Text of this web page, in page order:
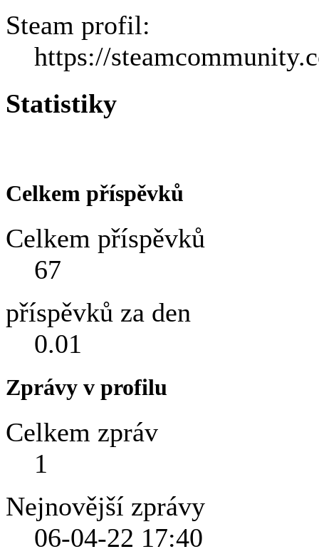
Steam profil:
https://
Statistiky
Celkem příspěvků
Celkem příspěvků
67
příspěvků za den
0.01
Zprávy v profilu
Celkem zpráv
1
Nejnovější zprávy
06-04-22 17:40